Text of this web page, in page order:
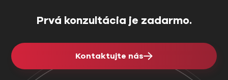
Prvá konzultácia je zadarmo.
Kontaktujte nás